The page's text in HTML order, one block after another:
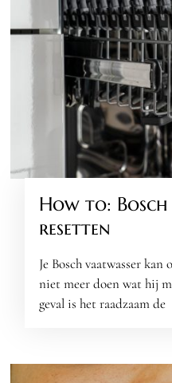
How to:
resetten
Je Bosch vaatwasser
niet meer doen wat hij
geval is het raadzaam de